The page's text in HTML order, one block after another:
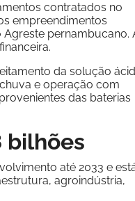
contratados no
empreendimentos
Agreste pernambucano.
da solução
e operação com
das baterias
bilhões
até 2033 e
agroindústria,